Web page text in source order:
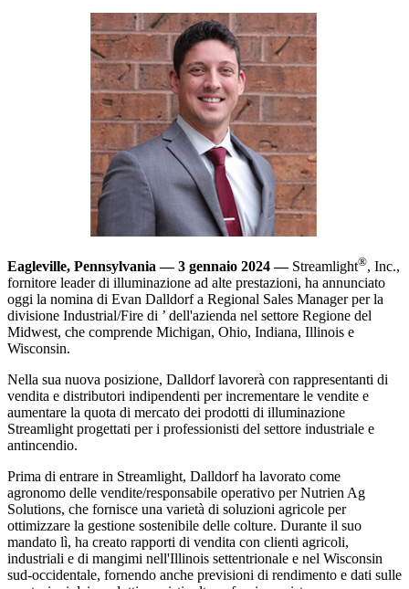
Eagleville, Pennsylvania —3 gennaio 2024—Streamlight®, Inc.,
fornitore leader di illuminazione ad alte prestazioni, ha annunciato
oggi la nomina di Evan Dalldorf a Regional Sales Manager per la
divisione Industrial/Fire di ’ dell'azienda nel settore Regione del
Midwest, che comprende Michigan, Ohio, Indiana, Illinois e
Wisconsin.
Nella sua nuova posizione, Dalldorf lavorerà con rappresentanti di
vendita e distributori indipendenti per incrementare le vendite e
aumentare la quota di mercato dei prodotti di illuminazione
Streamlight progettati per i professionisti del settore industriale e
antincendio.
Prima di entrare in Streamlight, Dalldorf ha lavorato come
agronomo delle vendite/responsabile operativo per Nutrien Ag
Solutions, che fornisce una varietà di soluzioni agricole per
ottimizzare la gestione sostenibile delle colture. Durante il suo
mandato lì, ha creato rapporti di vendita con clienti agricoli,
industriali e di mangimi nell'Illinois settentrionale e nel Wisconsin
sud-occidentale, fornendo anche previsioni di rendimento e dati sulle